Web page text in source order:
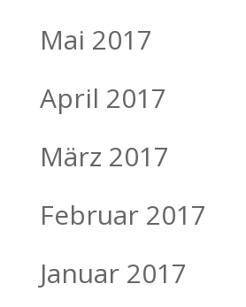
Mai 2017
April 2017
März 2017
Februar 2017
Januar 2017